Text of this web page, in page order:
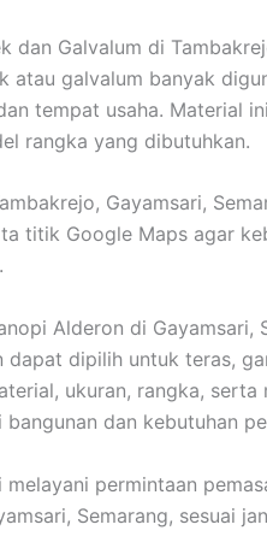
dan Galvalum di
atau galvalum banyak
tempat usaha. Material
rangka yang dibutuhkan.
Gayamsari,
titik Google Maps agar
Alderon di Gayamsari,
dapat dipilih untuk teras,
ukuran, rangka,
bangunan dan kebutuhan
melayani permintaan
Semarang, sesuai